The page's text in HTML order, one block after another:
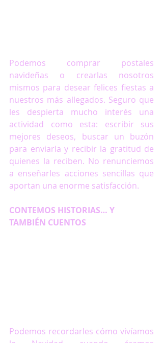
Podemos comprar postales
navideñas o crearlas nosotros
mismos para desear felices fiestas a
nuestros más allegados. Seguro que
les despierta mucho interés una
actividad como esta: escribir sus
mejores deseos, buscar un buzón
para enviarla y recibir la gratitud de
quienes la reciben. No renunciemos
a enseñarles acciones sencillas que
aportan una enorme satisfacción.
CONTEMOS HISTORIAS… Y
TAMBIÉN CUENTOS
Podemos recordarles cómo vivíamos